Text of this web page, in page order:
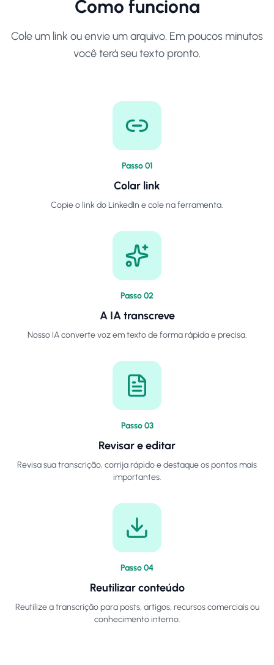
Como funciona
Cole um link ou envie um arquivo. Em poucos minutos
você terá seu texto pronto.
Passo01
Colar link
Copie o link do LinkedIn e cole na ferramenta.
Passo02
A IA transcreve
Nosso IA converte voz em texto de forma rápida e precisa.
Passo03
Revisar e editar
Revisa sua transcrição, corrija rápido e destaque os pontos mais
importantes.
Passo04
Reutilizar conteúdo
Reutilize a transcrição para posts, artigos, recursos comerciais ou
conhecimento interno.